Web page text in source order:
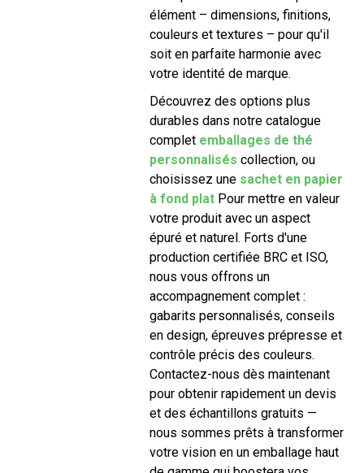
élément – ​​dimensions, finitions,
couleurs et textures – pour qu'il
soit en parfaite harmonie avec
votre identité de marque.
Découvrez des options plus
durables dans notre catalogue
complet emballages de thé
personnalisés collection, ou
choisissez une sachet en papier
à fond platPour mettre en valeur
votre produit avec un aspect
épuré et naturel. Forts d'une
production certifiée BRC et ISO,
nous vous offrons un
accompagnement complet :
gabarits personnalisés, conseils
en design, épreuves prépresse et
contrôle précis des couleurs.
Contactez-nous dès maintenant
pour obtenir rapidement un devis
et des échantillons gratuits —
nous sommes prêts à transformer
votre vision en un emballage haut